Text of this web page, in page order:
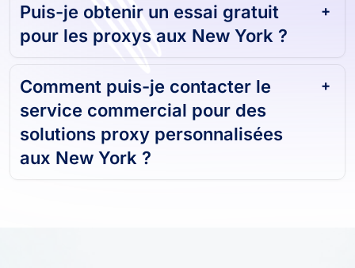
Puis-je obtenir un essai gratuit
pour les proxys aux New York ?
Comment puis-je contacter le
service commercial pour des
solutions proxy personnalisées
aux New York ?